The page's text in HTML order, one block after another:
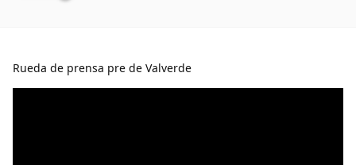
Rueda de prensa pre de Valverde